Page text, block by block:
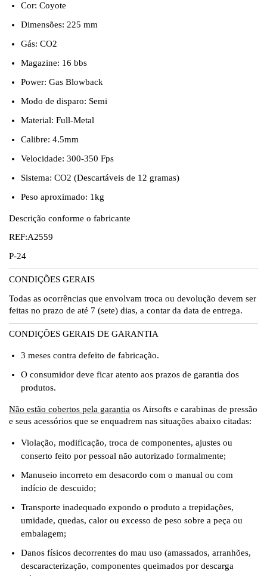
Cor: Coyote
Dimensões: 225 mm
Gás: CO2
Magazine: 16 bbs
Power: Gas Blowback
Modo de disparo: Semi
Material: Full-Metal
Calibre: 4.5mm
Velocidade: 300-350 Fps
Sistema: CO2 (Descartáveis de 12 gramas)
Peso aproximado: 1kg
Descrição conforme o fabricante
REF:A2559
P-24
CONDIÇÕES GERAIS
Todas as ocorrências que envolvam troca ou devolução devem ser
feitas no prazo de até 7 (sete) dias, a contar da data de entrega.
CONDIÇÕES GERAIS DE GARANTIA
3 meses contra defeito de fabricação.
O consumidor deve ficar atento aos prazos de garantia dos
produtos.
Não estão cobertos pela garantia os Airsofts e carabinas de pressão
e seus acessórios que se enquadrem nas situações abaixo citadas:
Violação, modificação, troca de componentes, ajustes ou
conserto feito por pessoal não autorizado formalmente;
Manuseio incorreto em desacordo com o manual ou com
indício de descuido;
Transporte inadequado expondo o produto a trepidações,
umidade, quedas, calor ou excesso de peso sobre a peça ou
embalagem;
Danos físicos decorrentes do mau uso (amassados, arranhões,
descaracterização, componentes queimados por descarga